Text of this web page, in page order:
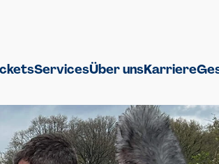
ServicesÜber unsKarriere